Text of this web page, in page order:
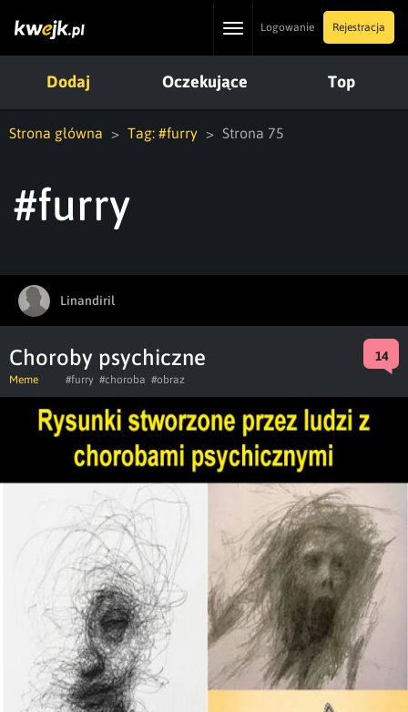
ToggleLogowanie Rejestracja
Dodaj Oczekujące Top
Strona główna Tag: #furry Strona 75
#furry
Linandiril
Choroby psychiczne 14
Meme #furry #choroba #obraz